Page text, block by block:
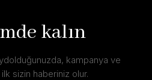
kalın
kampanya ve
sizin haberiniz olur.